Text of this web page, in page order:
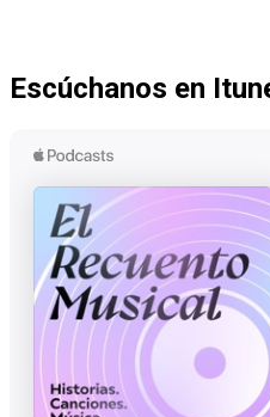
Escúchanos en